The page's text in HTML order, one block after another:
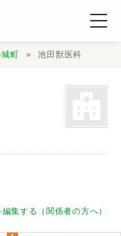
町 池田獣医科
集する（関係者の方へ）